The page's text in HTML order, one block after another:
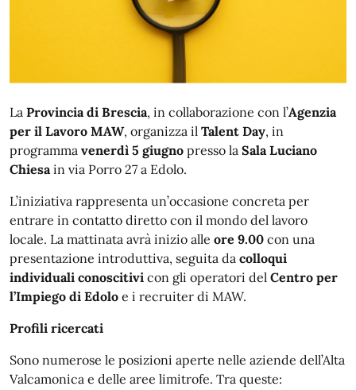
La Provincia di Brescia, in collaborazione con l’Agenzia
per il Lavoro MAW, organizza il Talent Day, in
programma venerdì 5 giugno presso la Sala Luciano
Chiesa in via Porro 27 a Edolo.
L’iniziativa rappresenta un’occasione concreta per
entrare in contatto diretto con il mondo del lavoro
locale. La mattinata avrà inizio alle ore 9.00 con una
presentazione introduttiva, seguita da colloqui
individuali conoscitivi con gli operatori del Centro per
l’Impiego di Edolo e i recruiter di MAW.
Profili ricercati
Sono numerose le posizioni aperte nelle aziende dell’Alta
Valcamonica e delle aree limitrofe. Tra queste: